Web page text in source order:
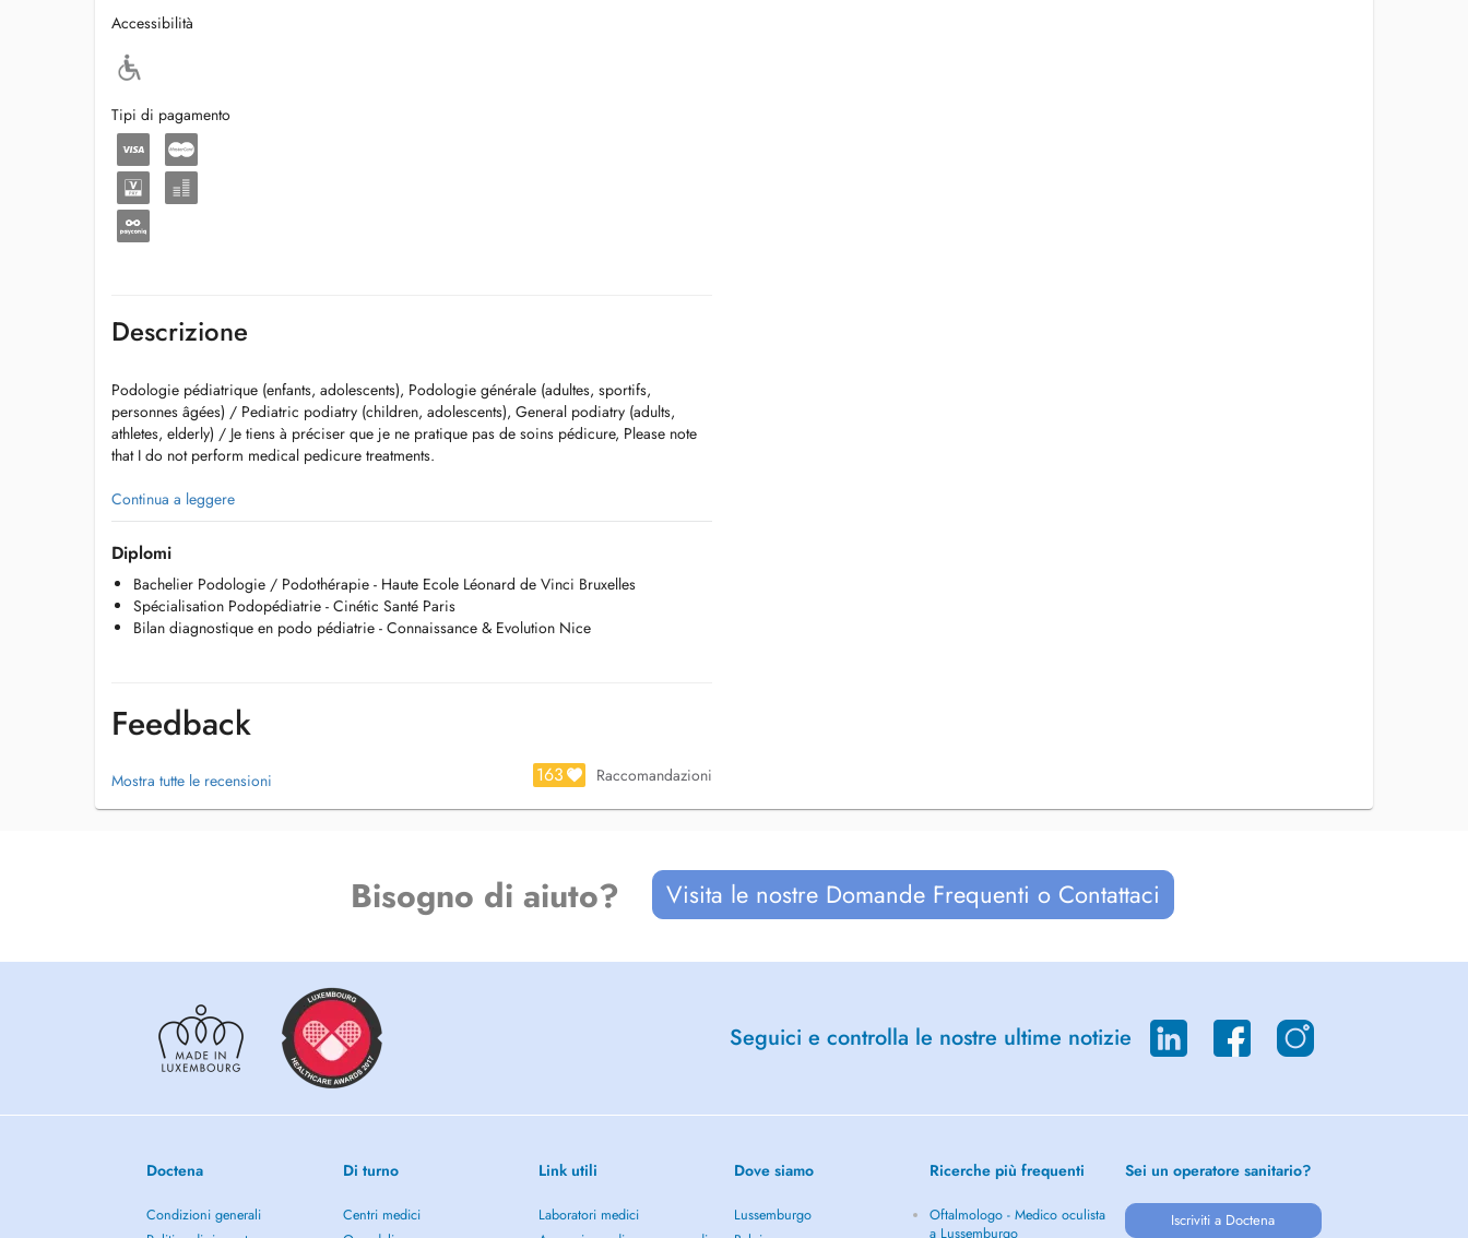
Accessibilità
Tipi di pagamento
Descrizione
Podologie pédiatrique (enfants, adolescents), Podologie générale (adultes, sportifs,
personnes âgées) / Pediatric podiatry (children, adolescents), General podiatry (adults,
athletes, elderly) / Je tiens à préciser que je ne pratique pas de soins pédicure, Please note
that I do not perform medical pedicure treatments.
Spécialisée en podo-pédiatrie, ainsi que dans la fabrication de semelles orthopédiques et
d'orthoplasties sur mesure, j'ai pour objectif d'améliorer le confort, la posture et la mobilité
de chacun.
Mon accompagnement repose sur une écoute attentive, des conseils personnalisés et un suivi
régulier, pour offrir des solutions adaptées à chaque besoin.
GSM : 621 294 346
Bus : Lignes 5 - 20 - 22 - 24 - 27 - 28 - 29
______________________________________________________________________________
Allgemeine Podologie (Erwachsene, Sportler, Senioren)
Ich bin auf pädiatrische Podologie sowie auf die Herstellung maßgefertigter orthopädischer
Einlagen und Orthoplastiken spezialisiert.
Mein Ziel ist es, den Komfort, die Körperhaltung und die Beweglichkeit jedes Einzelnen zu
Meine Betreuung basiert auf aufmerksamer Zuhörung, individueller Beratung und
Ich weise darauf hin, dass ich keine medizinische Fußpflege anbiete.
Die Praxis befindet sich im MedCare / Bionext Center.
Continua a leggere
Diplomi
Bachelier Podologie / Podothérapie - Haute Ecole Léonard de Vinci Bruxelles
Spécialisation Podopédiatrie - Cinétic Santé Paris
Bilan diagnostique en podo pédiatrie - Connaissance & Evolution Nice
Feedback
Mostra tutte le recensioni 163 Raccomandazioni
Bisogno di aiuto? Visita le nostre Domande Frequenti o Contattaci
Seguici e controlla le nostre ultime notizie
Doctena
Condizioni generali
Di turno
Centri medici
Link utili
Laboratori medici
Dove siamo
Lussemburgo
Ricerche più frequenti
Oftalmologo - Medico oculista
a Lussemburgo
Sei un operatore sanitario?
Iscriviti a Doctena